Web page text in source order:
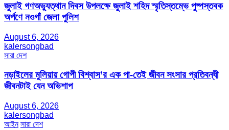
জুলাই গণঅভ্যুত্থান দিবস উপলক্ষে জুলাই শহিদ স্মৃতিস্তম্ভে পুষ্পস্তবক
অর্পণে নওগাঁ জেলা পুলিশ
August 6, 2026
kalersongbad
সারা দেশ
নড়াইলের মুলিয়ায় গোপী বিশ্বাস’র এক পা-তেই জীবন সংসার প্রতিবন্ধী
জীবনটাই যেন অভিশাপ
August 6, 2026
kalersongbad
আইন সারা দেশ